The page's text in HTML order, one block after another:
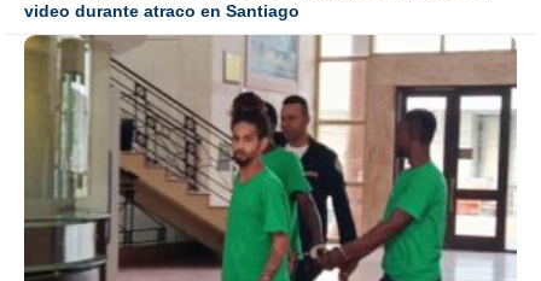
video durante atraco en Santiago